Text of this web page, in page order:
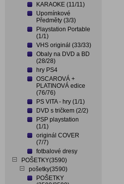
KARAOKE (11/11)
Upomínkové
Předměty (3/3)
Playstation Portable
(1/1)
VHS originál (33/33)
Obaly na DVD a BD
(28/28)
hry PS4
OSCAROVÁ +
PLATINOVÁ edice
(76/76)
PS VITA - hry (1/1)
DVD s tričkem (2/2)
PSP playstation
(1/1)
originál COVER
(7/7)
fotbalové dresy
POŠETKY(3590)
pošetky(3590)
POŠETKY